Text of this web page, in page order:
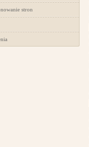
stron